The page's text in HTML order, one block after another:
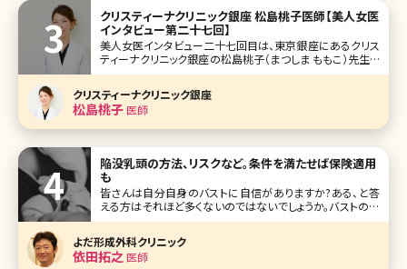
クリスティーナクリニック銀座 松島桃子医師【美人女医
インタビュー第二十七回】
美人女医インタビュー二十七回目は、東京銀座にあるクリス
ティーナクリニック銀座の松島桃子（まつしま ももこ）先生で
す。 2018年6月オープンのクリニックの院長に就任された松
島先生は、元々は総合病院で麻酔を担当されていました。あ
るとき、ご自身も美容医療を経験したことがきっかけで、その
虜になり、麻酔科
クリスティーナクリニック銀座
松島桃子医師
陥没乳頭の方法、リスクなど。条件を満たせば保険適用
も
皆さんは自分自身のバストに自信がありますか?ある、と答
える方はそれほど多くないのではないでしょうか。バストの大
きさやハリ、乳頭部分の色など、バストに関する悩みは意外
に多いもの。そのなかでも人に相談しづらいのが、陥没乳頭
（かんぼつにゅうとう）です。陥没乳頭とはその名の通り、乳首
がへこんで内側に入って
よだ形成外科クリニック
依田拓之 医師